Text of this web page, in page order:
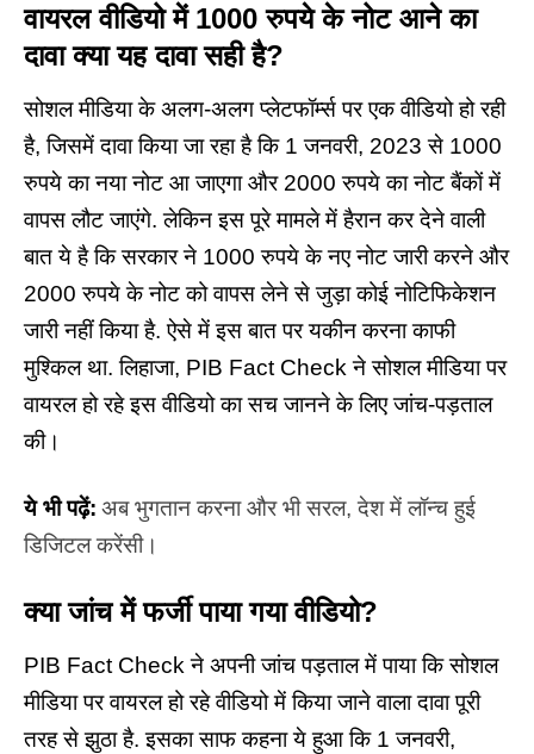
वायरल वीडियो में 1000 रुपये के नोट आने का
दावा क्या यह दावा सही है?
सोशल मीडिया के अलग-अलग प्लेटफॉर्म्स पर एक वीडियो हो रही
है, जिसमें दावा किया जा रहा है कि 1 जनवरी, 2023 से 1000
रुपये का नया नोट आ जाएगा और 2000 रुपये का नोट बैंकों में
वापस लौट जाएंगे. लेकिन इस पूरे मामले में हैरान कर देने वाली
बात ये है कि सरकार ने 1000 रुपये के नए नोट जारी करने और
2000 रुपये के नोट को वापस लेने से जुड़ा कोई नोटिफिकेशन
जारी नहीं किया है. ऐसे में इस बात पर यकीन करना काफी
मुश्किल था. लिहाजा, PIB Fact Check ने सोशल मीडिया पर
वायरल हो रहे इस वीडियो का सच जानने के लिए जांच-पड़ताल
की।
ये भी पढ़ें: अब भुगतान करना और भी सरल, देश में लॉन्च हुई
डिजिटल करेंसी।
क्या जांच में फर्जी पाया गया वीडियो?
PIB Fact Check ने अपनी जांच पड़ताल में पाया कि सोशल
मीडिया पर वायरल हो रहे वीडियो में किया जाने वाला दावा पूरी
तरह से झुठा है. इसका साफ कहना ये हुआ कि 1 जनवरी,